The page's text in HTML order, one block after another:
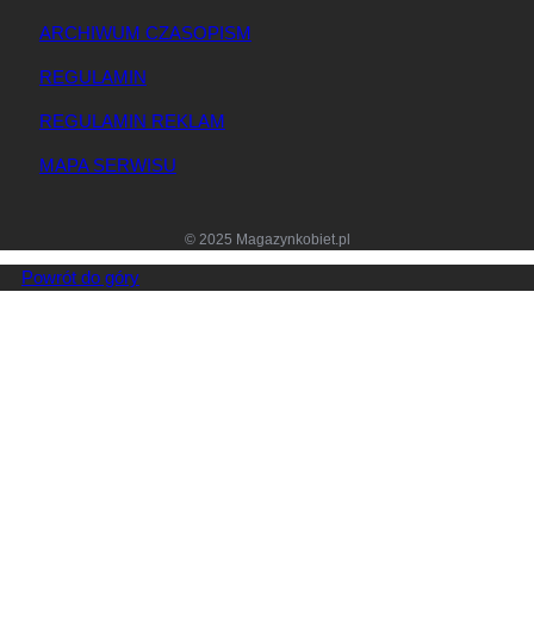
ARCHIWUM CZASOPISM
REGULAMIN
REGULAMIN REKLAM
MAPA SERWISU
© 2025 Magazynkobiet.pl
Powrót do góry